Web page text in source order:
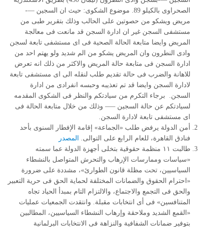
الصحراوى بالكيلو 89. موضوع الشكوى: حيث ان السجين —-
مريض ويشكو من حصوتين على الحالب وذلك بتقرير طبى من
مستشفى السجن غير ان ادارة السجن قد مانعت فى معالجة
المريض وايضا متابعة الحالة الصحية فى اى مستشفى تابعة لسجن
وادى النطرون وان المريض يشكو من الم شديد ولو يهتم احد من
ادارة السجن فى متابعة حالة المريض والاكثر من ذلك انه تعرض
للاهانة والضرب فى حالة تقديم طلب لنقله الى اى مستشفى تابعة
لادارة السجن وايضا قد تم تعذيبه وحبسه انفرادى من ادارة
السجن. برجاء التكرم من سيادتكم والنظر فى الشكوى المقدمه
لسيادتكم عن حالة السجين —– وذلك من خلال متابعة الحالة فى
اى مستشفى تابعة لادارة السجن.
أمن الدولة يرفض طلب «الجماعة» إقامة الإفطار السنوى بأحد
فنادق القاهرة، للعام الرابع على التوالى.
المصدر
طالبت ١١ منظمة حقوقية بتخلى أجهزة الدولة عما سمته
«سياسات وممارسات الإرهاب والتحرش المتواصل بالنشطاء
السياسيين، تحت مظلة قانون الطوارئ»، مشددة على ضرورة
«احترام الحقوق والضمانات المختلفة لحماية الحق فى حرية التعبير
والحق فى التجمع والاجتماع، والالتزام التام بمبدأ الحياد تجاه
المتنافسين» فى أى انتخابات مقبلة. وانتقدت الجمعيات عمليات
«القمع الشديد وملاحقة وإرهاب النشطاء السياسيين، المطالبين
بتوفير ضمانات الشفافية والنزاهة فى الانتخابات البرلمانية